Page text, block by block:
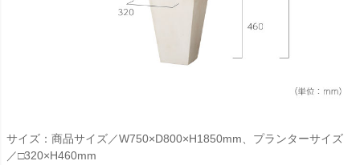
サイズ：商品サイズ／W750×D800×H1850mm、プランターサイズ
／□320×H460mm